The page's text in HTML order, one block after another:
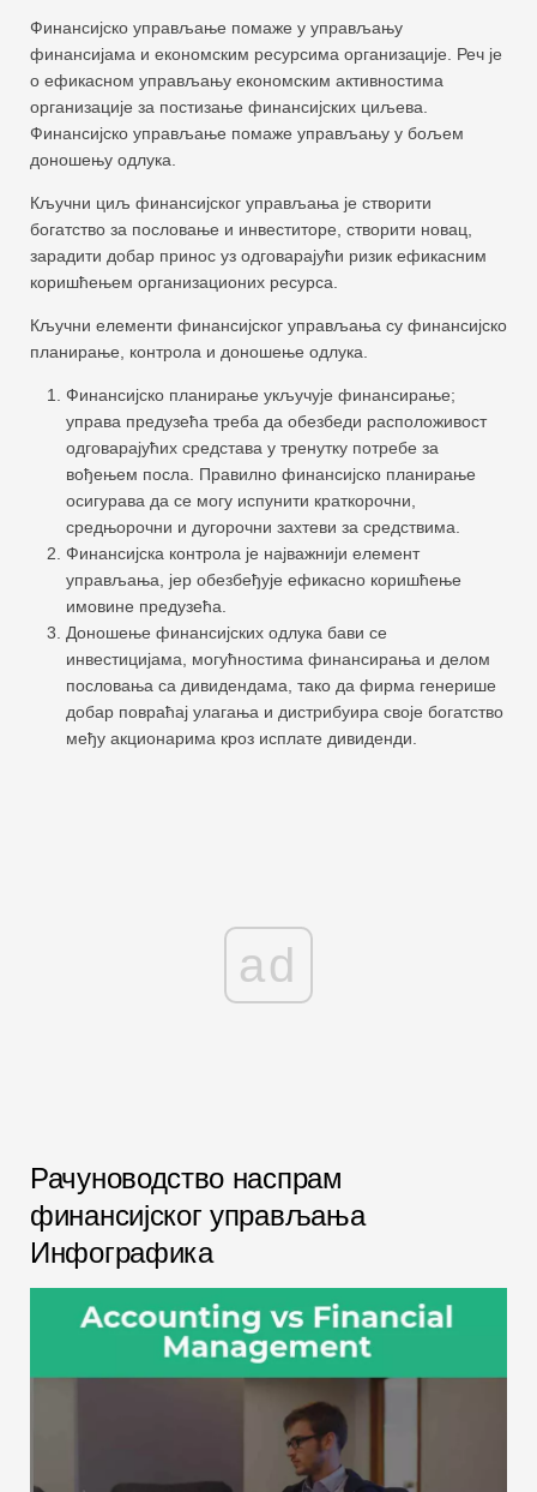
Финансијско управљање помаже у управљању
финансијама и економским ресурсима организације. Реч је
о ефикасном управљању економским активностима
организације за постизање финансијских циљева.
Финансијско управљање помаже управљању у бољем
доношењу одлука.
Кључни циљ финансијског управљања је створити
богатство за пословање и инвеститоре, створити новац,
зарадити добар принос уз одговарајући ризик ефикасним
коришћењем организационих ресурса.
Кључни елементи финансијског управљања су финансијско
планирање, контрола и доношење одлука.
Финансијско планирање укључује финансирање;
управа предузећа треба да обезбеди расположивост
одговарајућих средстава у тренутку потребе за
вођењем посла. Правилно финансијско планирање
осигурава да се могу испунити краткорочни,
средњорочни и дугорочни захтеви за средствима.
Финансијска контрола је најважнији елемент
управљања, јер обезбеђује ефикасно коришћење
имовине предузећа.
Доношење финансијских одлука бави се
инвестицијама, могућностима финансирања и делом
пословања са дивидендама, тако да фирма генерише
добар повраћај улагања и дистрибуира своје богатство
међу акционарима кроз исплате дивиденди.
ad
Рачуноводство наспрам
финансијског управљања
Инфографика